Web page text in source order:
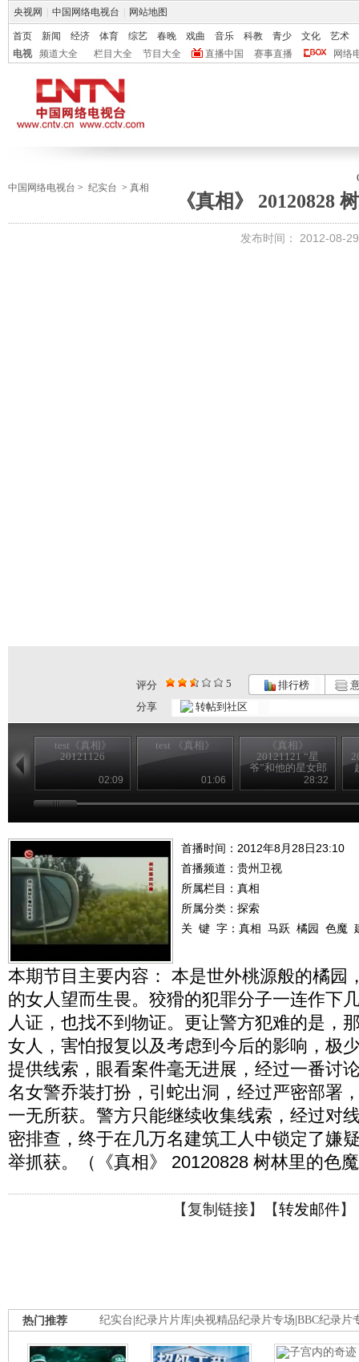
央视网 中国网络电视台 网站地图
首页 新闻 经济 体育 综艺 春晚 戏曲 音乐 科教 青少 文化
艺术
电视
频道大全 栏目大全 节目大全 直播中国 赛事直播 网络
中国网络电视台 > 纪实台 > 真相
《真相》 20120828
发布时间： 2012-08-
评分 5 排行榜
分享
转帖到社区
test《真相》
20121126
02:09
test 《真相》
01:06
《真相》
20121121 “星
爷”和他的星女郎
28:32
首播时间：2012年8月28日23:10
首播频道： 贵州卫视
所属栏目： 真相
所属分类：探索
关 键 字： 真相 马跃 橘园 色魔
本期节目主要内容： 本是世外桃源般的橘园
的女人望而生畏。狡猾的犯罪分子一连作下
人证，也找不到物证。更让警方犯难的是，
女人，害怕报复以及考虑到今后的影响，极
提供线索，眼看案件毫无进展，经过一番讨
名女警乔装打扮，引蛇出洞，经过严密部署
一无所获。警方只能继续收集线索，经过对
密排查，终于在几万名建筑工人中锁定了嫌
举抓获。（《真相》 20120828 树林里的色
【复制链接】【转发邮件】
纪实台 纪录片片库 央视精品纪录片专场 BBC纪录片
热门推荐